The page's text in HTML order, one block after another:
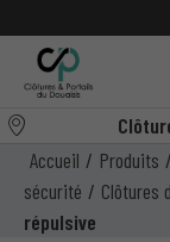
Accueil / Produits /
sécurité / Clôtures
répulsive